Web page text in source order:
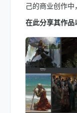
己的商业创作中
在此分享其作品